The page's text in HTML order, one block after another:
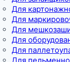
Для
Для
Для
Для
Для